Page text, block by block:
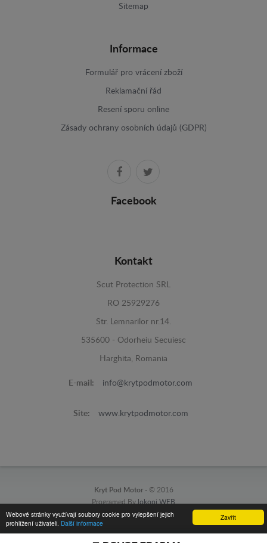
Zavřít
Webové stránky využívají soubory cookie pro vylepšení jejich
prohlížení uživateli. Další informace
Sitemap
Informace
Formulář pro vrácení zboží
Reklamační řád
Resení sporu online
Zásady ochrany osobních údajů (GDPR)
Facebook
Kontakt
Scut Protection SRL
RO 25929276
Str. Lemnarilor nr.14.
535600 - Odorheiu Secuiesc
Harghita, Romania
E-mail: info@krytpodmotor.com
Site: www.krytpodmotor.com
Kryt Pod Motor - © 2016
Programed Bylokopi WEB